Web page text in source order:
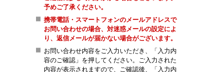
予めご了承ください。
携帯電話・スマートフォンのメールアドレスで
お問い合わせの場合、対迷惑メールの設定によ
り、返信メールが届かない場合がございます。
お問い合わせ内容をご入力いただき、「入力内
容のご確認」を押してください。ご入力された
内容が表示されますので、ご確認後、「入力内